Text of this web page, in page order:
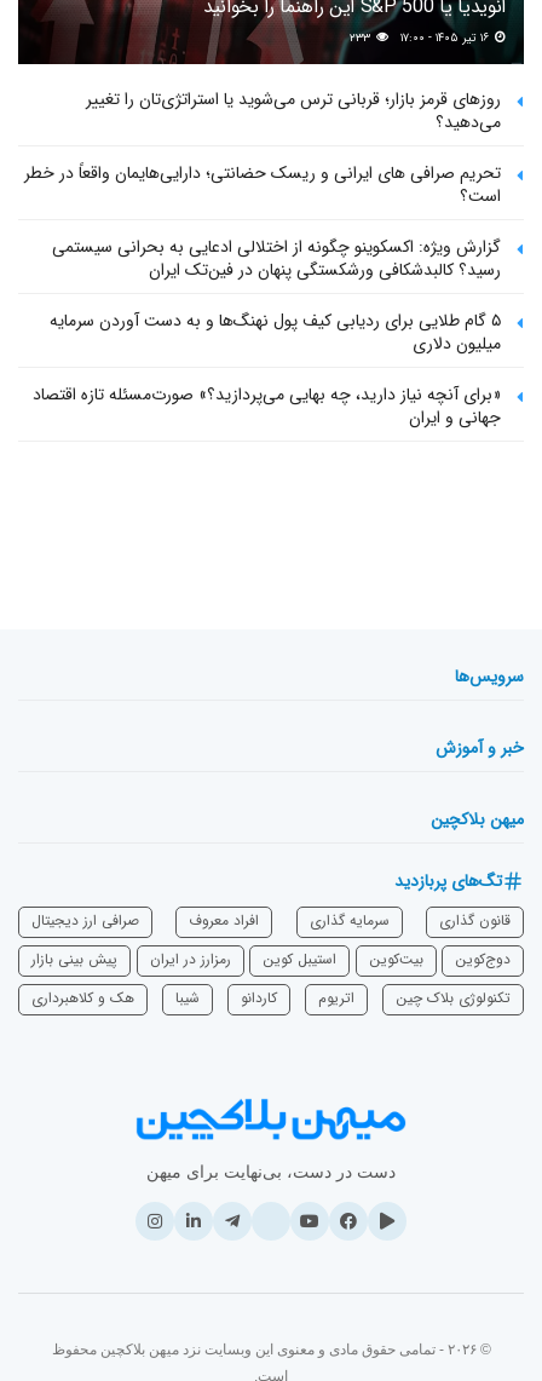
انویدیا یا S&P 500 این راهنما را بخوانید
۲۳۳
روزهای قرمز بازار؛ قربانی ترس می‌شوید یا استراتژی‌تان را تغییر
می‌دهید؟
تحریم صرافی های ایرانی و ریسک حضانتی؛ دارایی‌هایمان واقعاً در خطر
است؟
گزارش ویژه: اکسکوینو چگونه از اختلالی ادعایی به بحرانی سیستمی
رسید؟ کالبدشکافی ورشکستگی پنهان در فین‌تک ایران
۵ گام طلایی برای ردیابی کیف پول‌ نهنگ‌ها و به دست آوردن سرمایه
میلیون دلاری
«برای آنچه نیاز دارید، چه بهایی می‌پردازید؟» صورت‌مسئله تازه اقتصاد
جهانی و ایران
سرویس‌ها
خبر و آموزش
میهن بلاکچین
تگ‌های پربازدید
قانون گذاری سرمایه‌ گذاری افراد معروف
صرافی ارز دیجیتال
دوج‌کوین
بیت‌کوین استیبل کوین رمزارز در ایران
پیش بینی بازار
تکنولوژی بلاک چین
اتریوم ‌کاردانو شیبا هک و کلاهبرداری
دست در دست، بی‌نهایت برای میهن
© ۲۰۲۶ - تمامی حقوق مادی و معنوی این وبسایت نزد میهن بلاکچین محفوظ
است.